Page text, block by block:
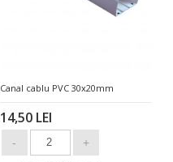
Canal cablu PVC 30x20mm
14,50 LEI